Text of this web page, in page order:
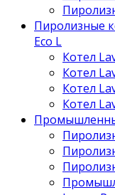
Пиролизные
Eco L
Котел
Котел
Котел
Котел